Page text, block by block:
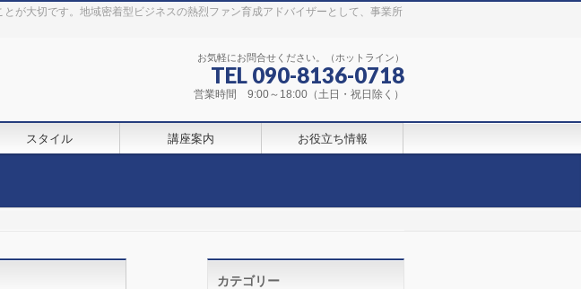
が大切です。地域密着型ビジネスの熱烈ファン育成アドバイザーとして、事業所
お気軽にお問合せください。（ホットライン）
TEL 090-8136-0718
営業時間 9:00～18:00（土日・祝日除く）
スタイル 講座案内 お役立ち情報
カテゴリー